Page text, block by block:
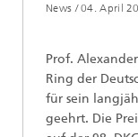
News / 04. April
Prof.
Ring der
für sein
geehrt. Die